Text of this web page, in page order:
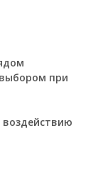
при
воздействию